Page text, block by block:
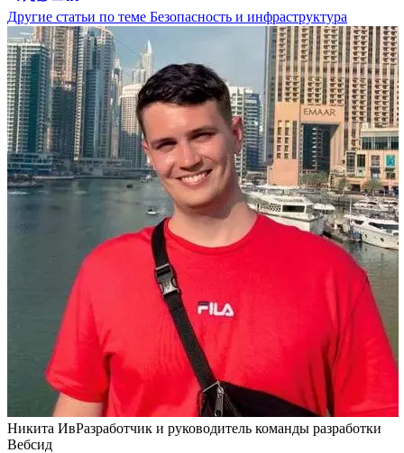
Другие статьи по теме Безопасность и инфраструктура
Никита ИвРазработчик и руководитель команды разработки
Вебсид